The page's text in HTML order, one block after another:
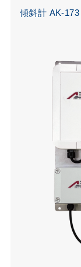
傾斜計 AK-173